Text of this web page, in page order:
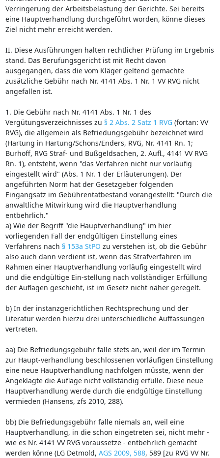
Verringerung der Arbeitsbelastung der Gerichte. Sei bereits
eine Hauptverhandlung durchgeführt worden, könne dieses
Ziel nicht mehr erreicht werden.
II. Diese Ausführungen halten rechtlicher Prüfung im Ergebnis
stand. Das Berufungsgericht ist mit Recht davon
ausgegangen, dass die vom Kläger geltend gemachte
zusätzliche Gebühr nach Nr. 4141 Abs. 1 Nr. 1 VV RVG nicht
angefallen ist.
1. Die Gebühr nach Nr. 4141 Abs. 1 Nr. 1 des
Vergütungsverzeichnisses zu § 2 Abs. 2 Satz 1 RVG(fortan: VV
RVG), die allgemein als Befriedungsgebühr bezeichnet wird
(Hartung in Hartung/Schons/Enders, RVG, Nr. 4141 Rn. 1;
Burhoff, RVG Straf- und Bußgeldsachen, 2. Aufl., 4141 VV RVG
Rn. 1), entsteht, wenn "das Verfahren nicht nur vorläufig
eingestellt wird" (Abs. 1 Nr. 1 der Erläuterungen). Der
angeführten Norm hat der Gesetzgeber folgenden
Eingangsatz im Gebührentatbestand vorangestellt: "Durch die
anwaltliche Mitwirkung wird die Hauptverhandlung
entbehrlich."
a) Wie der Begriff "die Hauptverhandlung" im hier
vorliegenden Fall der endgültigen Einstellung eines
Verfahrens nach § 153a StPO zu verstehen ist, ob die Gebühr
also auch dann verdient ist, wenn das Strafverfahren im
Rahmen einer Hauptverhandlung vorläufig eingestellt wird
und die endgültige Ein-stellung nach vollständiger Erfüllung
der Auflagen geschieht, ist im Gesetz nicht näher geregelt.
b) In der instanzgerichtlichen Rechtsprechung und der
Literatur werden hierzu drei unterschiedliche Auffassungen
vertreten.
aa) Die Befriedungsgebühr falle stets an, weil der im Termin
zur Haupt-verhandlung beschlossenen vorläufigen Einstellung
eine neue Hauptverhandlung nachfolgen müsste, wenn der
Angeklagte die Auflage nicht vollständig erfülle. Diese neue
Hauptverhandlung werde durch die endgültige Einstellung
vermieden (Hansens, zfs 2010, 288).
bb) Die Befriedungsgebühr falle niemals an, weil eine
Hauptverhandlung, in die schon eingetreten sei, nicht mehr -
wie es Nr. 4141 VV RVG voraussetze - entbehrlich gemacht
werden könne (LG Detmold, AGS 2009, 588, 589 [zu RVG VV Nr.